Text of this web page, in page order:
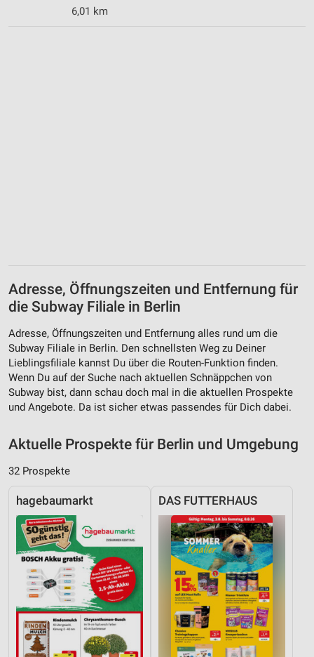
6,01 km
Adresse, Öffnungszeiten und Entfernung für
die Subway Filiale in Berlin
Adresse, Öffnungszeiten und Entfernung alles rund um die
Subway Filiale in Berlin. Den schnellsten Weg zu Deiner
Lieblingsfiliale kannst Du über die Routen-Funktion finden.
Wenn Du auf der Suche nach aktuellen Schnäppchen von
Subway bist, dann schau doch mal in die aktuellen Prospekte
und Angebote. Da ist sicher etwas passendes für Dich dabei.
Aktuelle Prospekte für Berlin und Umgebung
32 Prospekte
hagebaumarkt DAS FUTTERHAUS